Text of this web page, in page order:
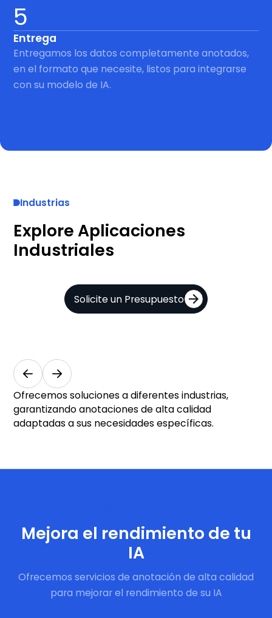
5
Entrega
Entregamos los datos completamente anotados,
en el formato que necesite, listos para integrarse
con su modelo de IA.
Industrias
Explore Aplicaciones
Industriales
Solicite un Presupuesto
Ofrecemos soluciones a diferentes industrias,
garantizando anotaciones de alta calidad
adaptadas a sus necesidades específicas.
Mejora el rendimiento de tu
IA
Ofrecemos servicios de anotación de alta calidad
para mejorar el rendimiento de su IA